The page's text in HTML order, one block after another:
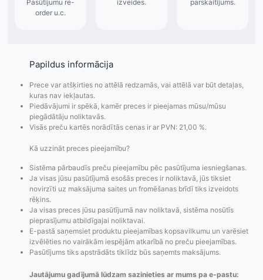
Pasūtījumu statusa
maiņas
paziņojumi,
Izsekošana,
Pasūtījumu re-
piegādes veidi un
to izmaksas bez
lietotāja konta
izveides.
PayPal
Papildus informācija
Prece var atšķirties no attēlā redzamās, vai attēlā var būt detaļas,
kuras nav iekļautas.
Piedāvājumi ir spēkā, kamēr preces ir pieejamas mūsu/mūsu
piegādātāju noliktavās.
Visās preču kartēs norādītās cenas ir ar PVN: 21,00 %.
Kā uzzināt preces pieejamību?
Sistēma pārbaudīs preču pieejamību pēc pasūtījuma iesniegšanas.
Ja visas jūsu pasūtījumā esošās preces ir noliktavā, jūs tiksiet
novirzīti uz maksājuma saites un fromēšanas brīdī tiks izveidots
rēķins.
Ja visas preces jūsu pasūtījumā nav noliktavā, sistēma nosūtīs
pieprasījumu atbildīgajai noliktavai.
E-pastā saņemsiet produktu pieejamības kopsavilkumu un varēsiet
izvēlēties no vairākām iespējām atkarībā no preču pieejamības.
Pasūtījums tiks apstrādāts tiklīdz būs saņemts maksājums.
Jautājumu gadījumā lūdzam sazinieties ar mums pa e-pastu: